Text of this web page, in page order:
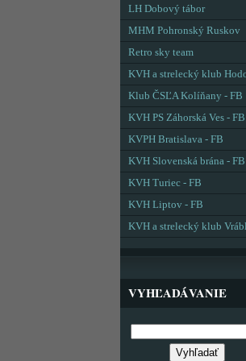
LH Dobový tábor
MHM Pohronský Ruskov
Retro sky team
KVH a strelecký klub
Klub ČSĽA Kolíňany - FB
KVH PS Záhorská Ves - FB
KVPH Bratislava - FB
KVH Slovenská brána - FB
KVH Turiec - FB
KVH Liptov - FB
KVH a strelecký klub
VYHĽADÁVANIE